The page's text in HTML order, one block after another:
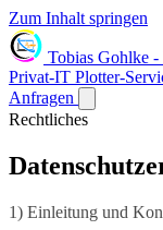
Zum Inhalt springen
Tobias Gohlke -
Privat-IT Plotter-
Anfragen
Rechtliches
1) Einleitung und